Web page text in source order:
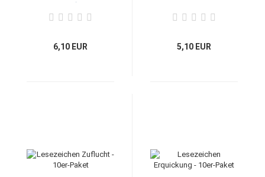
6,10 EUR 5,10 EUR